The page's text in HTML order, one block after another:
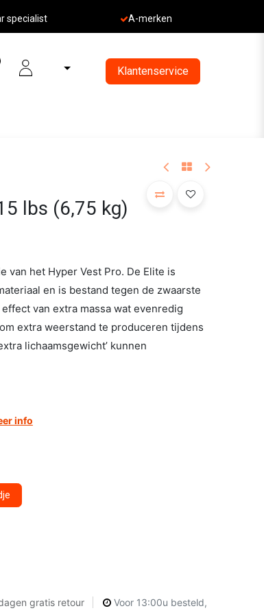
r specialist A-merken
Klantenservice
lbs (6,75 kg)
van het Hyper Vest Pro. De Elite is
en is bestand tegen de zwaarste
van extra massa wat evenredig
extra weerstand te produceren tijdens
lichaamsgewicht’ kunnen
info
gratis retour
Voor 13:00u besteld,